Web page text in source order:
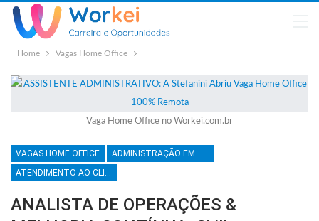
Home Vagas Home Office
Vaga Home Office no Workei.com.br
VAGAS HOME OFFICE
ADMINISTRAÇÃO EM GERAL
ATENDIMENTO AO CLIENTE
ANALISTA DE OPERAÇÕES &